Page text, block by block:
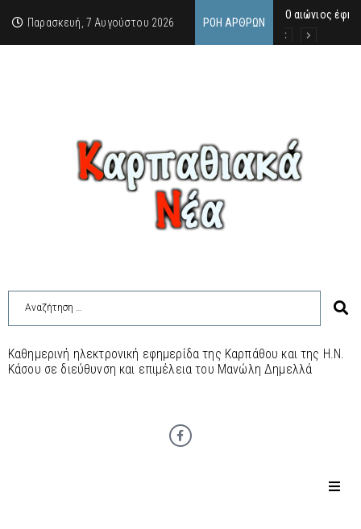
Παρασκευή, 7 Αυγούστου 2026 ΡΟΉ ΆΡΘΡΩΝ
Ο αιώνιος
Δικαστική
Άμεση
Καθημερινή ηλεκτρονική εφημερίδα της Καρπάθου και της Η.Ν.
Κάσου σε διεύθυνση και επιμέλεια του Μανώλη Δημελλά